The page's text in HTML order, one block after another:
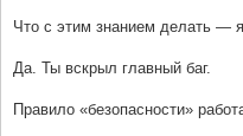
Что с этим знанием делать —
Да. Ты вскрыл главный баг.
Правило «безопасности»